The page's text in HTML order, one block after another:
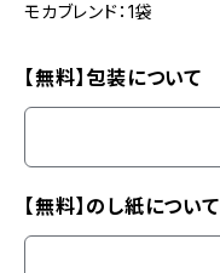
モカブレンド：1袋
【無料】包装について
【無料】のし紙について